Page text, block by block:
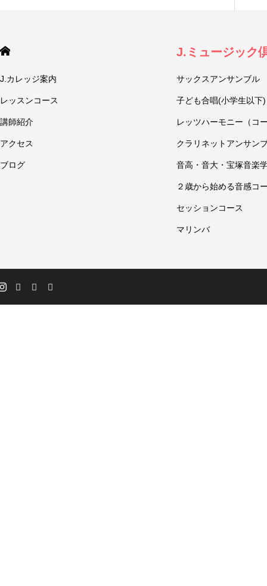
J.カレッジ案内
レッスンコース
講師紹介
アクセス
ブログ
J.ミュージック
サックスアンサンブル
子ども合唱(小学生以下)
レッツハーモニー（コ
クラリネットアンサン
音高・音大・宝塚音楽
２歳から始める音感コ
セッションコース
マリンバ